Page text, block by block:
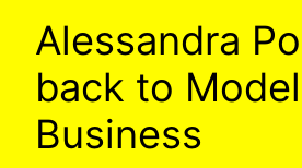
Alessandra
back to
Business